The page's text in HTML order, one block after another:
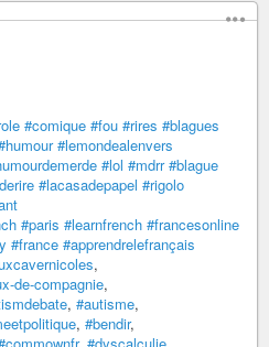
#comique #fou #rires #blagues
#lemondealenvers
#lol #mdrr #blague
#lacasadepapel #rigolo
#paris #learnfrench #francesonline
#france #apprendrelefrançais
,
de-compagnie,
, #autisme,
, #bendir,